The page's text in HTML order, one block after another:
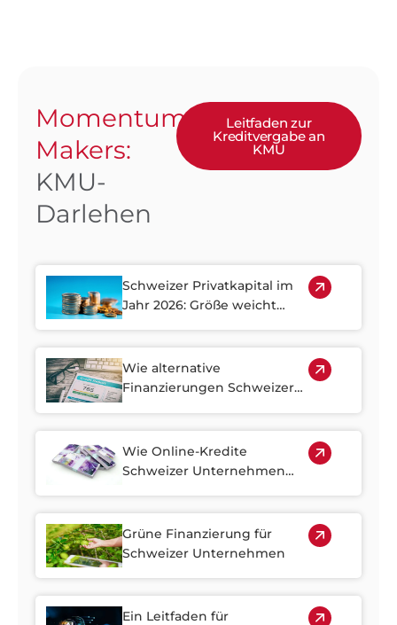
Momentum
Makers:
KMU-
Darlehen
Leitfaden zur
Kreditvergabe an
KMU
Schweizer Privatkapital im
Jahr 2026: Größe weicht
Wie alternative
Finanzierungen Schweizer
und UBS helfen
Wie Online-Kredite
Schweizer Unternehmen
Grüne Finanzierung für
Schweizer Unternehmen
Ein Leitfaden für